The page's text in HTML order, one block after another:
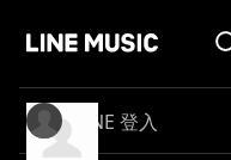
LINE 登入